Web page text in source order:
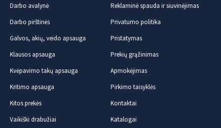
Darbo avalynė
Darbo pirštinės
Galvos, akių, veido apsauga
Klausos apsauga
Kvėpavimo takų apsauga
Kritimo apsauga
Kitos prekės
Vaikiški drabužiai
Reklaminė spauda ir siuvinėjimas
Privatumo politika
Pristatymas
Prekių grąžinimas
Apmokėjimas
Pirkimo taisyklės
Kontaktai
Katalogai